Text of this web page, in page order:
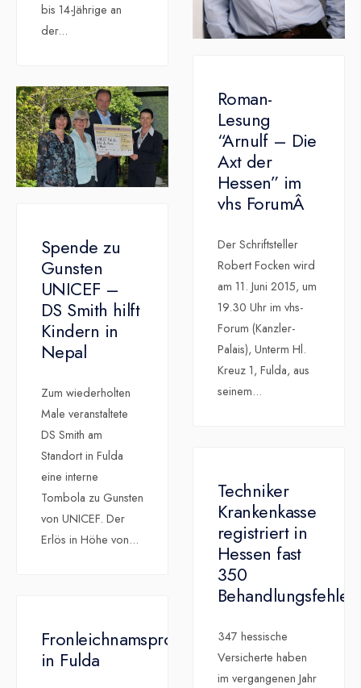
bis 14-Jährige an
der...
Roman-
Lesung
“Arnulf – Die
Axt der
Hessen” im
vhs ForumÂ
Der Schriftsteller
Robert Focken wird
am 11. Juni 2015, um
19.30 Uhr im vhs-
Forum (Kanzler-
Palais), Unterm Hl.
Kreuz 1, Fulda, aus
seinem...
Spende zu
Gunsten
UNICEF –
DS Smith hilft
Kindern in
Nepal
Zum wiederholten
Male veranstaltete
DS Smith am
Standort in Fulda
eine interne
Tombola zu Gunsten
von UNICEF. Der
Erlös in Höhe von...
Techniker
Krankenkasse
registriert in
Hessen fast
350
Behandlungsfehler
347 hessische
Versicherte haben
im vergangenen Jahr
Fronleichnamsprozession
in Fulda